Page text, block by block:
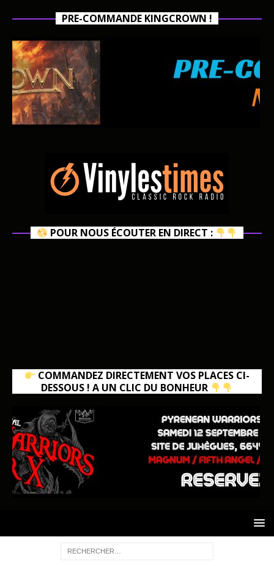
PRE-COMMANDE KINGCROWN !
POUR NOUS ÉCOUTER EN DIRECT :
COMMANDEZ DIRECTEMENT VOS PLACES CI-
DESSOUS ! A UN CLIC DU BONHEUR